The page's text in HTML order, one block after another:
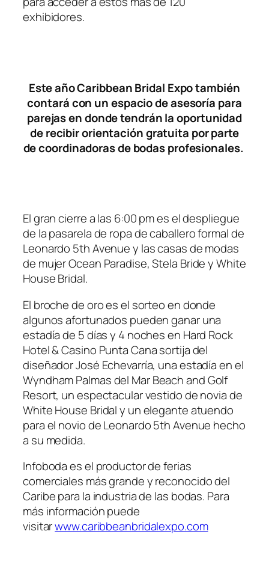
exhibidores.
Este año Caribbean Bridal Expo también
contará con un espacio de asesoría para
parejas en donde tendrán la oportunidad
de recibir orientación gratuita por parte
de coordinadoras de bodas profesionales.
El gran cierre a las 6:00 pm es el despliegue
de la pasarela de ropa de caballero formal de
Leonardo 5th Avenue y las casas de modas
de mujer Ocean Paradise, Stela Bride y White
House Bridal.
El broche de oro es el sorteo en donde
algunos afortunados pueden ganar una
estadía de 5 días y 4 noches en Hard Rock
Hotel & Casino Punta Cana sortija del
diseñador José Echevarría, una estadía en el
Wyndham Palmas del Mar Beach and Golf
Resort, un espectacular vestido de novia de
White House Bridal y un elegante atuendo
para el novio de Leonardo 5th Avenue hecho
a su medida.
Infoboda es el productor de ferias
comerciales más grande y reconocido del
Caribe para la industria de las bodas. Para
más información puede
visitarwww.caribbeanbridalexpo.com